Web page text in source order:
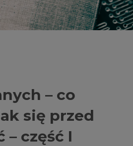
– co
się przed
część I